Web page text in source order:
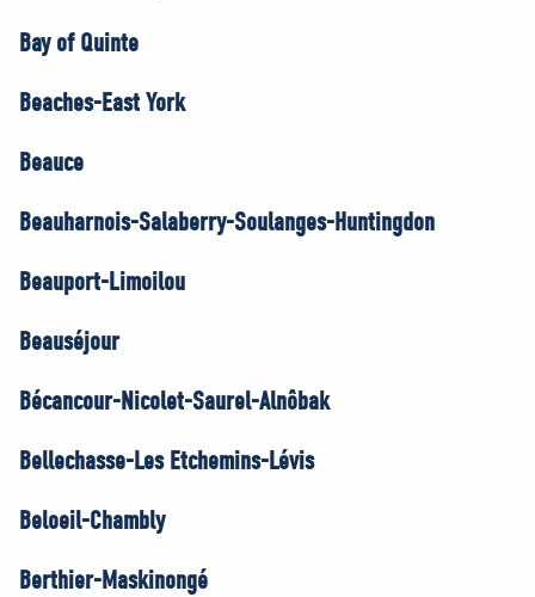
Bay of Quinte
Beaches-East York
Beauce
Beauharnois-Salaberry-Soulanges-Huntingdon
Beauport-Limoilou
Beauséjour
Bécancour-Nicolet-Saurel-Alnôbak
Bellechasse-Les Etchemins-Lévis
Beloeil-Chambly
Berthier-Maskinongé